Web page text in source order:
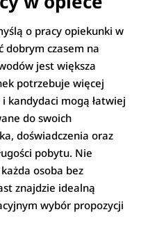
o pracy opiekunki w
dobrym czasem na
jest większa
potrzebuje więcej
kandydaci mogą łatwiej
do swoich
doświadczenia oraz
pobytu. Nie
osoba bez
znajdzie idealną
wybór propozycji